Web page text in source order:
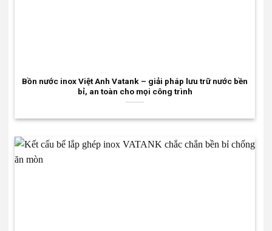
Bồn nước inox Việt Anh Vatank – giải pháp lưu trữ nước bền
bỉ, an toàn cho mọi công trình